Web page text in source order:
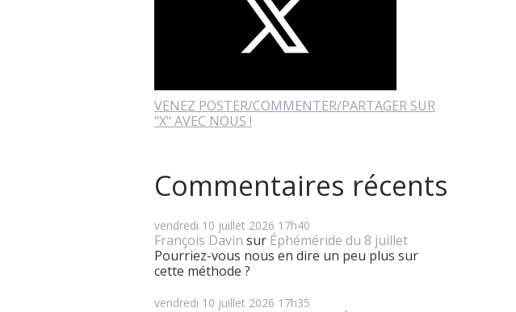
VENEZ POSTER/COMMENTER/PARTAGER SUR
"X" AVEC NOUS !
Commentaires récents
vendredi 10 juillet 2026 17h40
François Davin sur Éphéméride du 8 juillet
Pourriez-vous nous en dire un peu plus sur
cette méthode ?
vendredi 10 juillet 2026 17h35